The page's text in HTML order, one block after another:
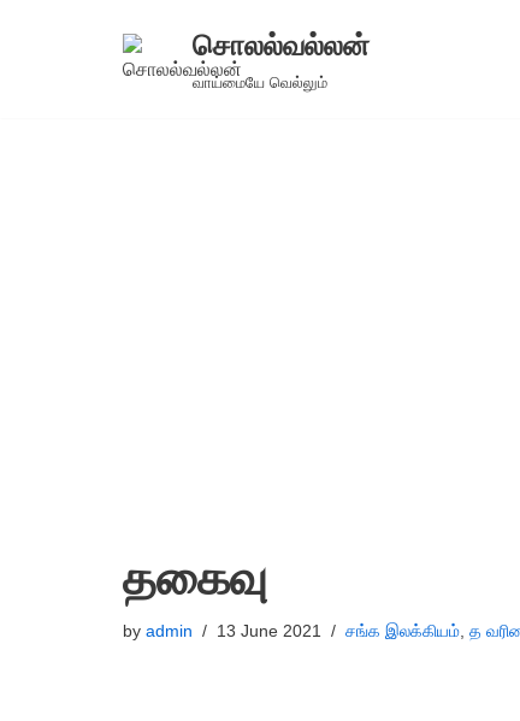
சொலல்வல்லன்
வாய்மையே வெல்லும்
தகைவு
by admin 13 June 2021 சங்க இலக்கியம் த